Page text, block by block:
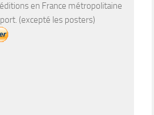
en France métropolitaine
(excepté les posters)